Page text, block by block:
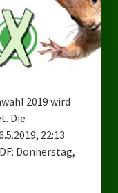
2019 wird
Die
22:13
Donnerstag,